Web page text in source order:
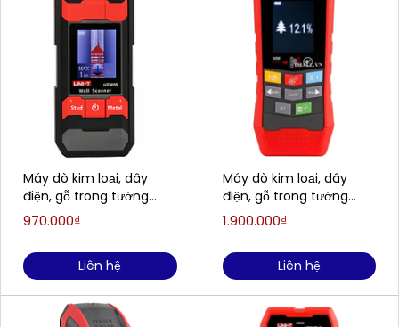
Máy dò kim loại, dây
điện, gỗ trong tường
UNI-T UT387D
970.000₫
Liên hệ
Máy dò kim loại, dây
điện, gỗ trong tường
UNI-T UT387S
6%~40%)
1.900.000₫
Liên hệ